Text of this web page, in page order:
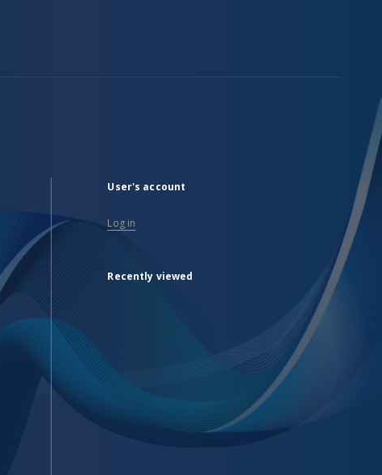
User's account
Log in
Recently viewed